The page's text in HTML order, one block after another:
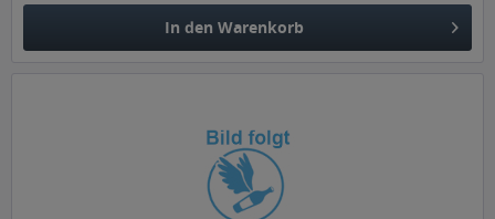
In den Warenkorb